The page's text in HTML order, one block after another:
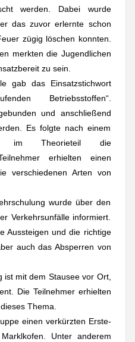
werden. Dabei wurde
das zuvor erlernte schon
zügig löschen konnten.
merkten die Jugendlichen
zu sein.
gab das Einsatzstichwort
Betriebsstoffen“.
und anschließend
Es folgte nach einem
im Theorieteil die
erhielten einen
verschiedenen Arten von
wurde über den
Verkehrsunfälle informiert.
Aussteigen und die richtige
auch das Absperren von
ist mit dem Stausee vor Ort,
Die Teilnehmer erhielten
Thema.
einen verkürzten Erste-
Unter anderem